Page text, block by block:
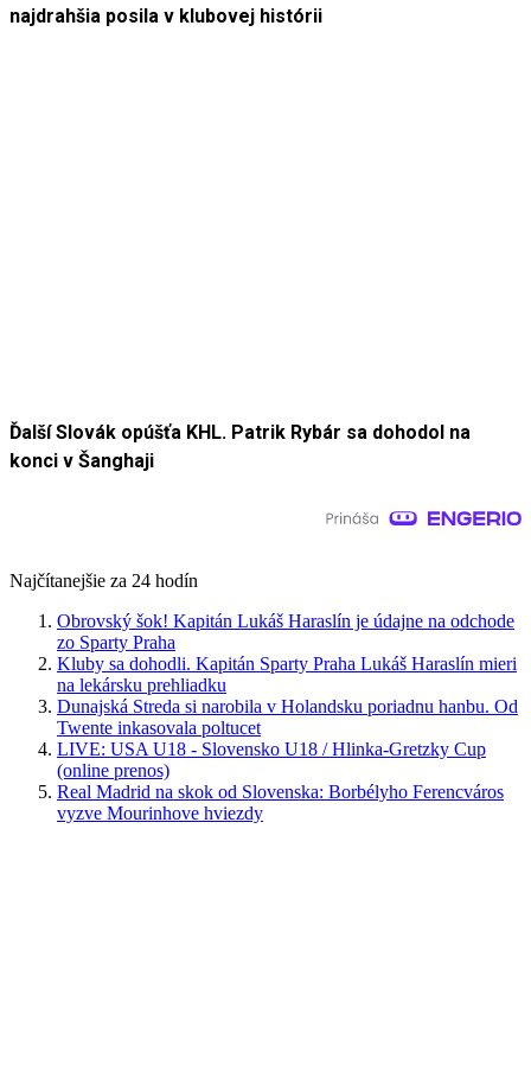
najdrahšia posila v klubovej histórii
Ďalší Slovák opúšťa KHL. Patrik Rybár sa dohodol na
konci v Šanghaji
Najčítanejšie za 24 hodín
Obrovský šok! Kapitán Lukáš Haraslín je údajne na odchode
zo Sparty Praha
Kluby sa dohodli. Kapitán Sparty Praha Lukáš Haraslín mieri
na lekársku prehliadku
Dunajská Streda si narobila v Holandsku poriadnu hanbu. Od
Twente inkasovala poltucet
LIVE: USA U18 - Slovensko U18 / Hlinka-Gretzky Cup
(online prenos)
Real Madrid na skok od Slovenska: Borbélyho Ferencváros
vyzve Mourinhove hviezdy